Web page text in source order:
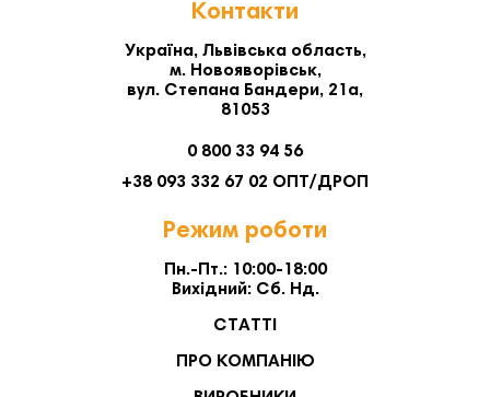
Контакти
Україна, Львівська область,
м. Новояворівськ,
вул. Степана Бандери, 21а,
81053
0 800 33 94 56
+38 093 332 67 02 ОПТ/ДРОП
Режим роботи
Пн.-Пт.: 10:00-18:00
Вихідний: Сб. Нд.
СТАТТІ
ПРО КОМПАНІЮ